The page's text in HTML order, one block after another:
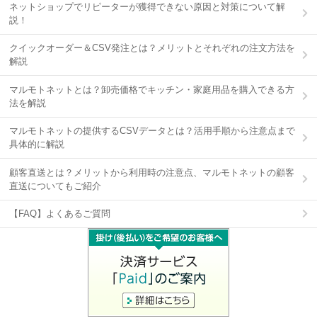
ネットショップでリピーターが獲得できない原因と対策について解
説！
クイックオーダー＆CSV発注とは？メリットとそれぞれの注文方法を
解説
マルモトネットとは？卸売価格でキッチン・家庭用品を購入できる方
法を解説
マルモトネットの提供するCSVデータとは？活用手順から注意点まで
具体的に解説
顧客直送とは？メリットから利用時の注意点、マルモトネットの顧客
直送についてもご紹介
【FAQ】よくあるご質問